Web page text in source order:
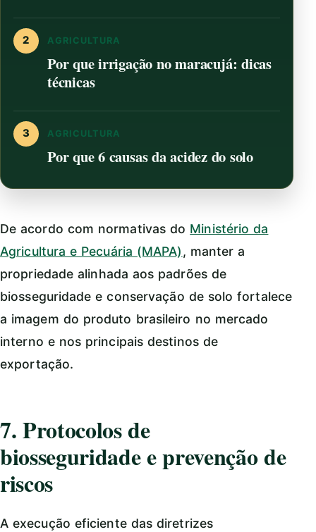
2 AGRICULTURA
Por que irrigação no maracujá: dicas
técnicas
3 AGRICULTURA
Por que 6 causas da acidez do solo
De acordo com normativas do Ministério da
Agricultura e Pecuária (MAPA), manter a
propriedade alinhada aos padrões de
biosseguridade e conservação de solo fortalece
a imagem do produto brasileiro no mercado
interno e nos principais destinos de
exportação.
7. Protocolos de
biosseguridade e prevenção de
riscos
A execução eficiente das diretrizes